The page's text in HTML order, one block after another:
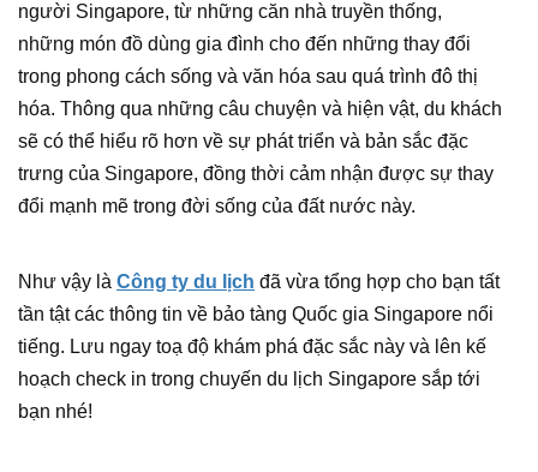
người Singapore, từ những căn nhà truyền thống,
những món đồ dùng gia đình cho đến những thay đổi
trong phong cách sống và văn hóa sau quá trình đô thị
hóa. Thông qua những câu chuyện và hiện vật, du khách
sẽ có thể hiểu rõ hơn về sự phát triển và bản sắc đặc
trưng của Singapore, đồng thời cảm nhận được sự thay
đổi mạnh mẽ trong đời sống của đất nước này.
Như vậy là Công ty du lịch đã vừa tổng hợp cho bạn tất
tần tật các thông tin về bảo tàng Quốc gia Singapore nổi
tiếng. Lưu ngay toạ độ khám phá đặc sắc này và lên kế
hoạch check in trong chuyến du lịch Singapore sắp tới
bạn nhé!